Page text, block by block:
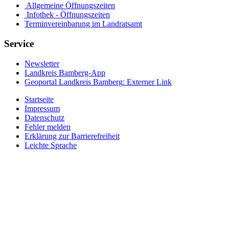
Allgemeine Öffnungszeiten
Infothek - Öffnungszeiten
Terminvereinbarung im Landratsamt
Service
Newsletter
Landkreis Bamberg-App
Geoportal Landkreis Bamberg: Externer Link
Startseite
Impressum
Datenschutz
Fehler melden
Erklärung zur Barrierefreiheit
Leichte Sprache